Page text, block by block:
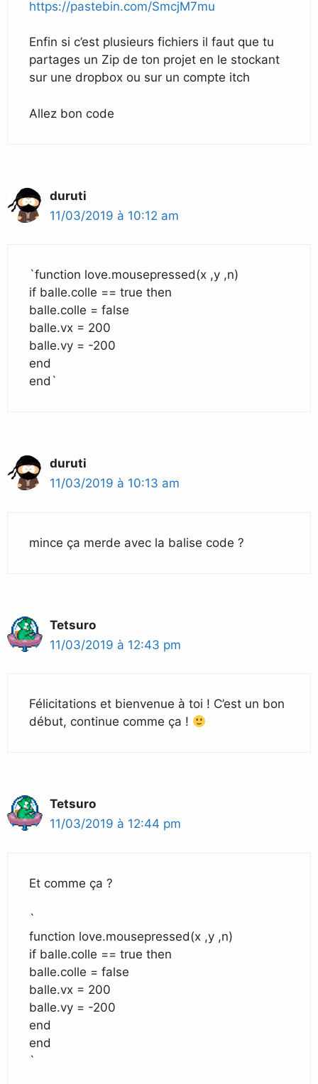
https://pastebin.com/SmcjM7mu
Enfin si c’est plusieurs fichiers il faut que tu
partages un Zip de ton projet en le stockant
sur une dropbox ou sur un compte itch
Allez bon code
duruti
11/03/2019 à 10:12 am
`function love.mousepressed(x ,y ,n)
if balle.colle == true then
balle.colle = false
balle.vx = 200
balle.vy = -200
end
end`
duruti
11/03/2019 à 10:13 am
mince ça merde avec la balise code ?
Tetsuro
11/03/2019 à 12:43 pm
Félicitations et bienvenue à toi ! C’est un bon
début, continue comme ça !
Tetsuro
11/03/2019 à 12:44 pm
Et comme ça ?
`
function love.mousepressed(x ,y ,n)
if balle.colle == true then
balle.colle = false
balle.vx = 200
balle.vy = -200
end
end
`